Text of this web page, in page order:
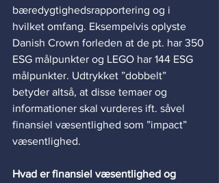
bæredygtighedsrapportering og i
hvilket omfang. Eksempelvis oplyste
Danish Crown forleden at de pt. har 350
ESG målpunkter og LEGO har 144 ESG
målpunkter. Udtrykket ”dobbelt”
betyder altså, at disse temaer og
informationer skal vurderes ift. såvel
finansiel væsentlighed som ”impact”
væsentlighed.
Hvad er finansiel væsentlighed og